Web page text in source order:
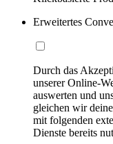
Erweitertes
Durch das
unserer Online-
auswerten und
gleichen wir
mit folgenden
Dienste bereits